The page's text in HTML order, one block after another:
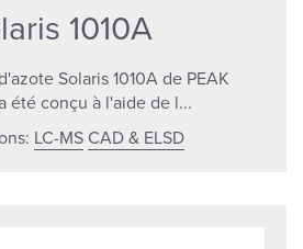
1010A
Solaris 1010A de PEAK
été conçu à l'aide de l...
LC-MS CAD & ELSD